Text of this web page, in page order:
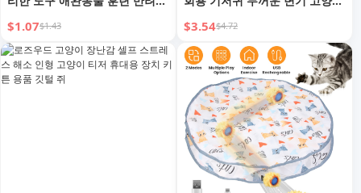
채찍 가벼운 비트 스틱 말리노이
즈 훈련 용품 반려견 양육 필수
품
$1.07$1.43
탈취 흡수성 아기 기저귀
$3.54$4.72